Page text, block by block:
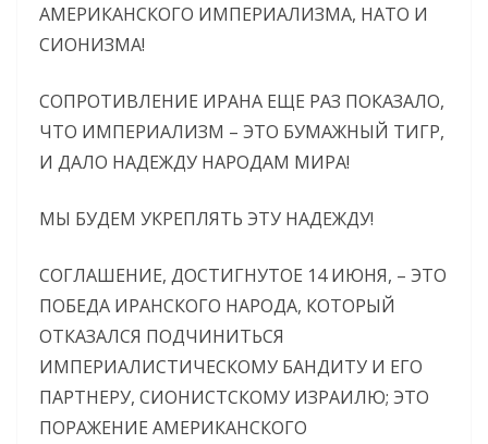
АМЕРИКАНСКОГО ИМПЕРИАЛИЗМА, НАТО И
СИОНИЗМА!
СОПРОТИВЛЕНИЕ ИРАНА ЕЩЕ РАЗ ПОКАЗАЛО,
ЧТО ИМПЕРИАЛИЗМ – ЭТО БУМАЖНЫЙ ТИГР,
И ДАЛО НАДЕЖДУ НАРОДАМ МИРА!
МЫ БУДЕМ УКРЕПЛЯТЬ ЭТУ НАДЕЖДУ!
СОГЛАШЕНИЕ, ДОСТИГНУТОЕ 14 ИЮНЯ, – ЭТО
ПОБЕДА ИРАНСКОГО НАРОДА, КОТОРЫЙ
ОТКАЗАЛСЯ ПОДЧИНИТЬСЯ
ИМПЕРИАЛИСТИЧЕСКОМУ БАНДИТУ И ЕГО
ПАРТНЕРУ, СИОНИСТСКОМУ ИЗРАИЛЮ; ЭТО
ПОРАЖЕНИЕ АМЕРИКАНСКОГО